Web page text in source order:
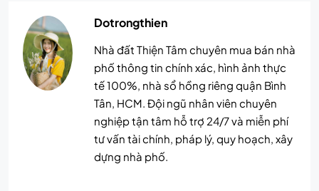
Dotrongthien
Nhà đất Thiện Tâm chuyên mua bán nhà
phố thông tin chính xác, hình ảnh thực
tế 100%, nhà sổ hồng riêng quận Bình
Tân, HCM. Đội ngũ nhân viên chuyên
nghiệp tận tâm hỗ trợ 24/7 và miễn phí
tư vấn tài chính, pháp lý, quy hoạch, xây
dựng nhà phố.